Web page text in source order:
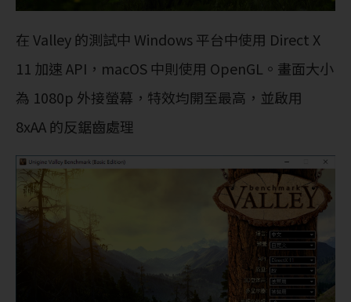
在 Valley 的測試中 Windows 平台中使用 Direct X
11 加速 API，macOS 中則使用 OpenGL。畫面大小
為 1080p 外接螢幕，特效均開至最高，並啟用
8xAA 的反鋸齒處理